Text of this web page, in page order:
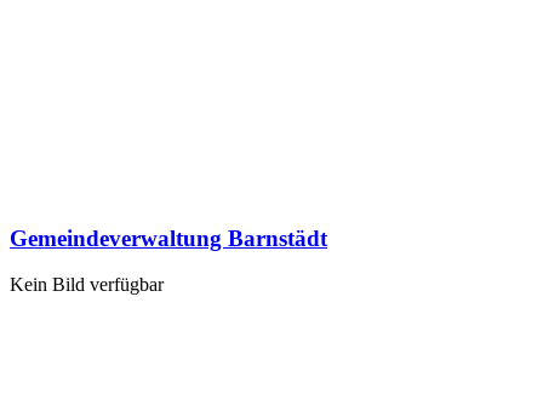
Gemeindeverwaltung Barnstädt
Kein Bild verfügbar